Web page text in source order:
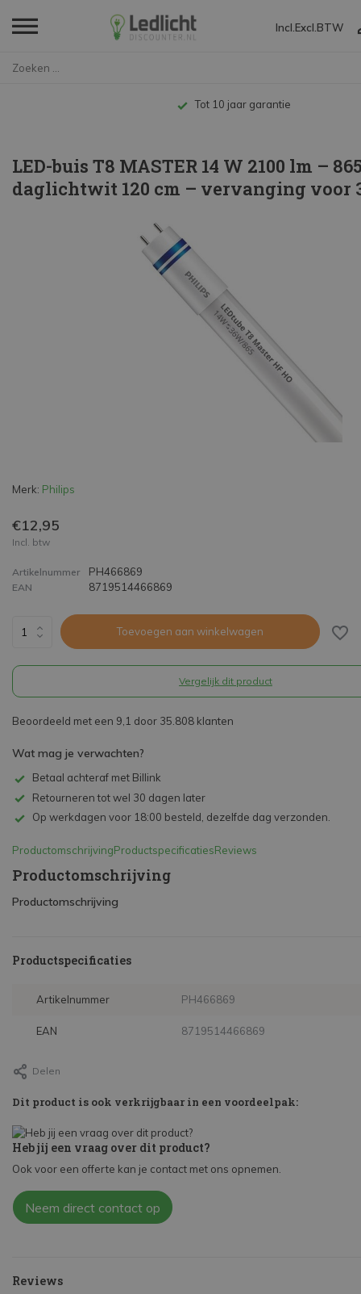
Incl. Excl. BTW
Tot 10 jaar garantie
LED-buis T8 MASTER 14 W 2100 lm –
daglichtwit 120 cm – vervanging voor
Merk: Philips
€12,95
Incl. btw
Artikelnummer PH466869
EAN 8719514466869
Toevoegen aan winkelwagen
Vergelijk dit product
Beoordeeld met een 9,1 door 35.808 klanten
Wat mag je verwachten?
Betaal achteraf met Billink
Retourneren tot wel 30 dagen later
Op werkdagen voor 18:00 besteld, dezelfde dag verzonden.
ProductomschrijvingProductspecificatiesReviews
Productomschrijving
Productomschrijving
Productspecificaties
Artikelnummer PH466869
EAN 8719514466869
Delen
Dit product is ook verkrijgbaar in een voordeelpak:
Heb jij een vraag over dit product?
Ook voor een offerte kan je contact met ons opnemen.
Neem direct contact op
Reviews